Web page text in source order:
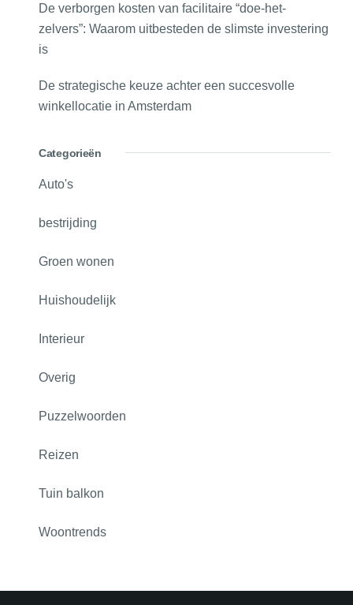
De verborgen kosten van facilitaire “doe-het-
zelvers”: Waarom uitbesteden de slimste investering
is
De strategische keuze achter een succesvolle
winkellocatie in Amsterdam
Categorieën
Auto's
bestrijding
Groen wonen
Huishoudelijk
Interieur
Overig
Puzzelwoorden
Reizen
Tuin balkon
Woontrends